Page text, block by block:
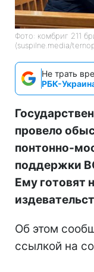
Фото: комбриг 211
(suspilne.media/
Не трать
РБК-
провело
понтонно-
поддержки
Ему готовят
Об этом
ссылкой на